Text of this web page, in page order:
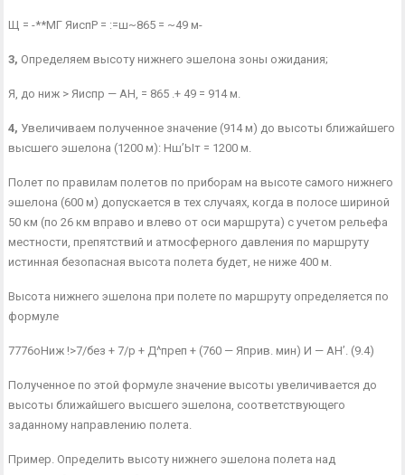
Щ = -**МГ ЯиспР = :=ш~865 = ~49 м-
3, Определяем высоту нижнего эшелона зоны ожидания;
Я, до ниж > Яиспр — АН, = 865 .+ 49 = 914 м.
4, Увеличиваем полученное значение (914 м) до высоты ближайшего
выс­шего эшелона (1200 м): Нш’Ыт = 1200 м.
Полет по правилам полетов по приборам на высоте самого ниж­него
эшелона (600 м) допускается в тех случаях, когда в полосе шириной
50 км (по 26 км вправо и влево от оси маршрута) с уче­том рельефа
местности, препятствий и атмосферного давления по маршруту
истинная безопасная высота полета будет, не ниже 400 м.
Высота нижнего эшелона при полете по марш­руту определяется по
формуле
7776оНиж !>7/без + 7/р + Д^преп + (760 — Яприв. мин) И — АН’. (9.4)
Полученное по этой формуле значение высоты увеличивается до
высоты ближайшего высшего эшелона, соответствующего
заданно­му направлению полета.
Пример. Определить высоту нижнего эшелона полета над